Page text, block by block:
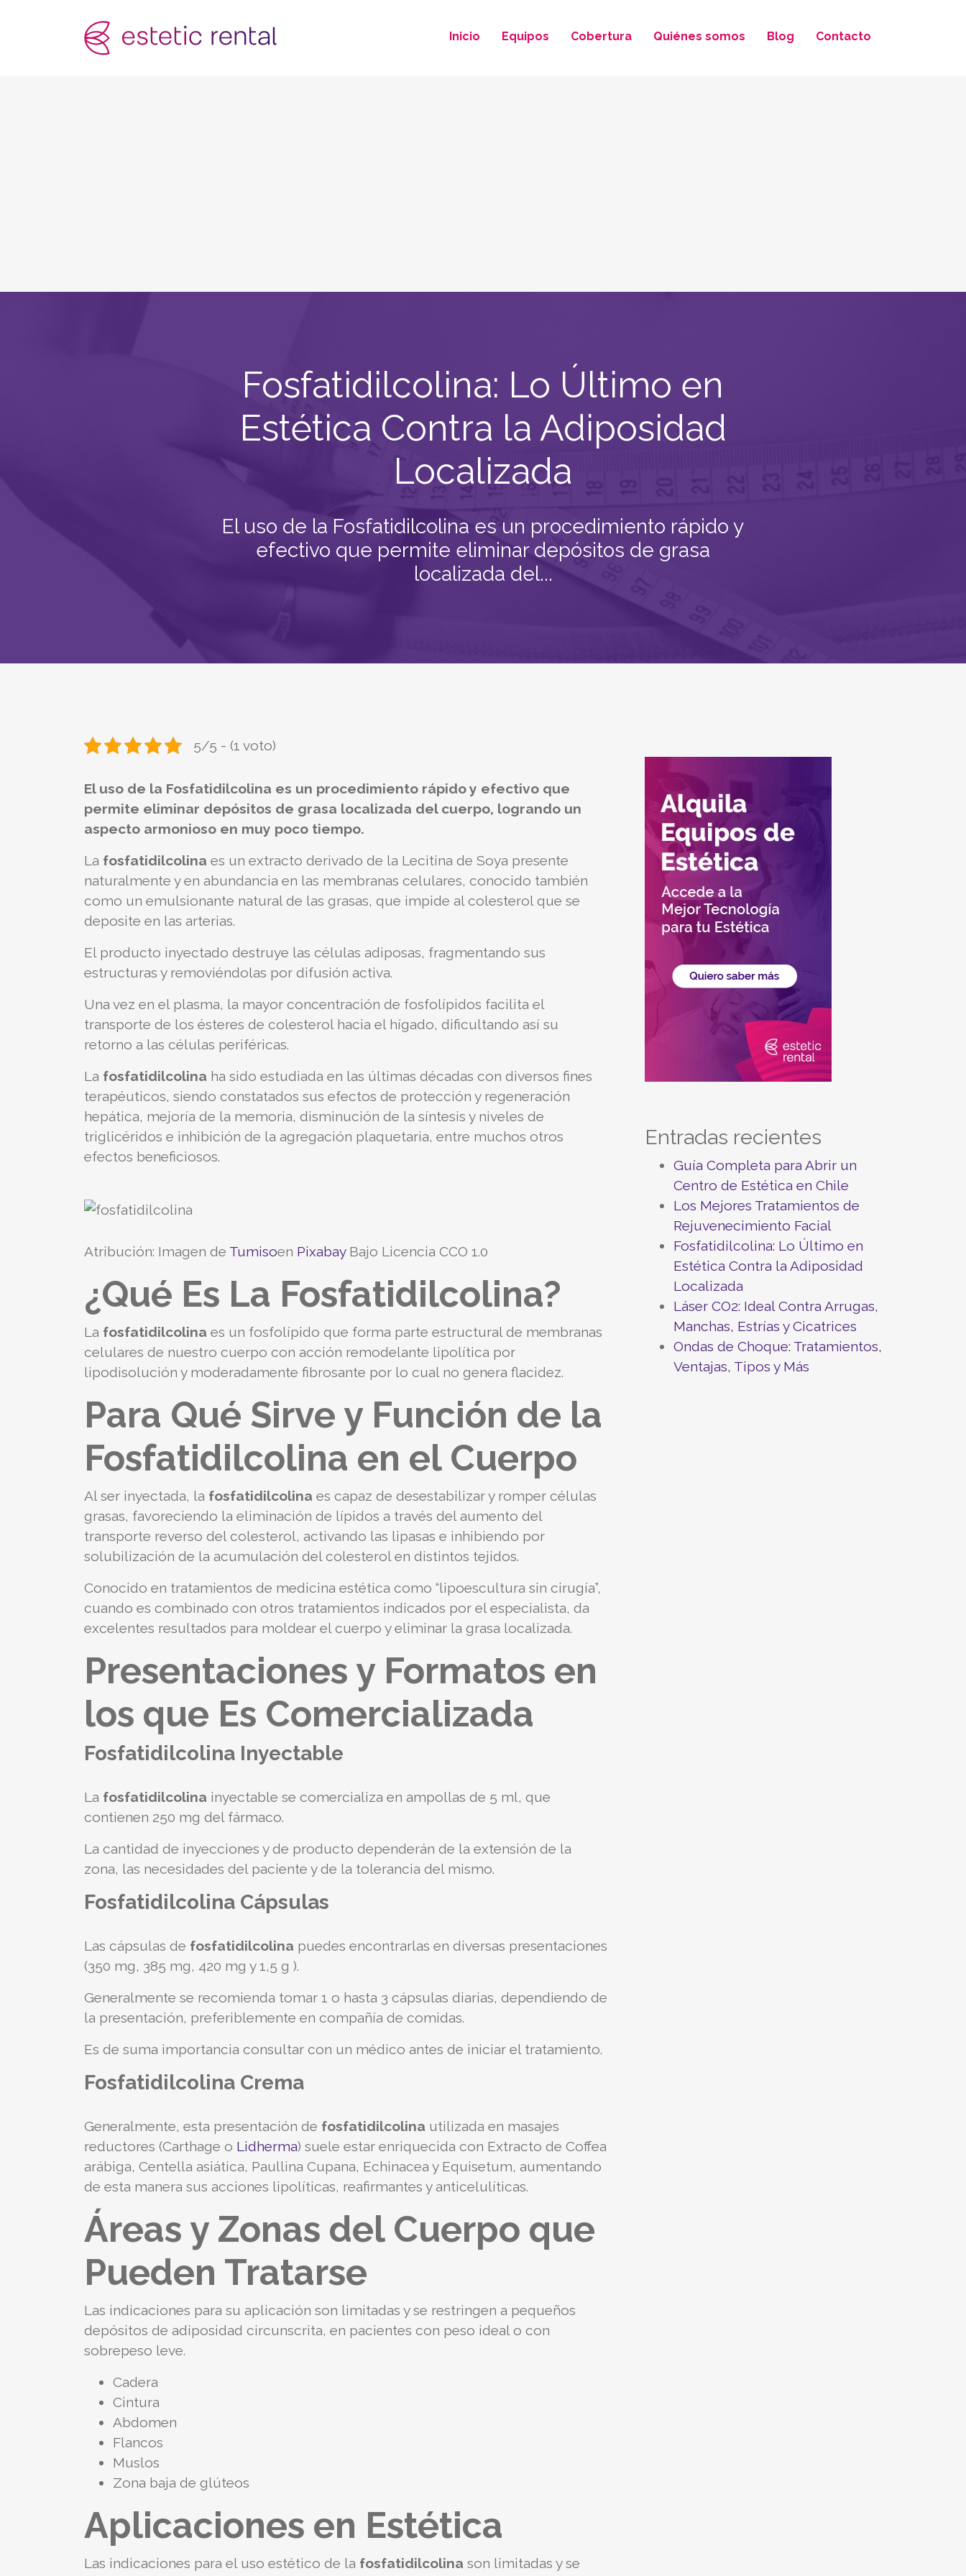
Inicio Equipos Cobertura Quiénes somos Blog Contacto
Fosfatidilcolina: Lo Último en
Estética Contra la Adiposidad
Localizada
El uso de la Fosfatidilcolina es un procedimiento rápido y
efectivo que permite eliminar depósitos de grasa
localizada del...
5/5 - (1 voto)
El uso de la Fosfatidilcolina es un procedimiento rápido y efectivo que
permite eliminar depósitos de grasa localizada del cuerpo, logrando un
aspecto armonioso en muy poco tiempo.
La fosfatidilcolina es un extracto derivado de la Lecitina de Soya presente
naturalmente y en abundancia en las membranas celulares, conocido también
como un emulsionante natural de las grasas, que impide al colesterol que se
deposite en las arterias.
El producto inyectado destruye las células adiposas, fragmentando sus
estructuras y removiéndolas por difusión activa.
Una vez en el plasma, la mayor concentración de fosfolípidos facilita el
transporte de los ésteres de colesterol hacia el hígado, dificultando así su
retorno a las células periféricas.
La fosfatidilcolina ha sido estudiada en las últimas décadas con diversos fines
terapéuticos, siendo constatados sus efectos de protección y regeneración
hepática, mejoría de la memoria, disminución de la síntesis y niveles de
triglicéridos e inhibición de la agregación plaquetaria, entre muchos otros
efectos beneficiosos.
Atribución: Imagen de Tumisoen PixabayBajo Licencia CCO 1.0
¿Qué Es La Fosfatidilcolina?
La fosfatidilcolina es un fosfolípido que forma parte estructural de membranas
celulares de nuestro cuerpo con acción remodelante lipolítica por
lipodisolución y moderadamente fibrosante por lo cual no genera flacidez.
Para Qué Sirve y Función de la
Fosfatidilcolina en el Cuerpo
Al ser inyectada, la fosfatidilcolina es capaz de desestabilizar y romper células
grasas, favoreciendo la eliminación de lípidos a través del aumento del
transporte reverso del colesterol, activando las lipasas e inhibiendo por
solubilización de la acumulación del colesterol en distintos tejidos.
Conocido en tratamientos de medicina estética como “lipoescultura sin cirugía”,
cuando es combinado con otros tratamientos indicados por el especialista, da
excelentes resultados para moldear el cuerpo y eliminar la grasa localizada.
Presentaciones y Formatos en
los que Es Comercializada
Fosfatidilcolina Inyectable
La fosfatidilcolina inyectable se comercializa en ampollas de 5 ml, que
contienen 250 mg del fármaco.
La cantidad de inyecciones y de producto dependerán de la extensión de la
zona, las necesidades del paciente y de la tolerancia del mismo.
Fosfatidilcolina Cápsulas
Las cápsulas de fosfatidilcolina puedes encontrarlas en diversas presentaciones
(350 mg, 385 mg, 420 mg y 1,5 g ).
Generalmente se recomienda tomar 1 o hasta 3 cápsulas diarias, dependiendo de
la presentación, preferiblemente en compañía de comidas.
Es de suma importancia consultar con un médico antes de iniciar el tratamiento.
Fosfatidilcolina Crema
Generalmente, esta presentación de fosfatidilcolina utilizada en masajes
reductores (Carthage o Lidherma) suele estar enriquecida con Extracto de Coffea
arábiga, Centella asiática, Paullina Cupana, Echinacea y Equisetum, aumentando
de esta manera sus acciones lipolíticas, reafirmantes y anticelulíticas.
Áreas y Zonas del Cuerpo que
Pueden Tratarse
Las indicaciones para su aplicación son limitadas y se restringen a pequeños
depósitos de adiposidad circunscrita, en pacientes con peso ideal o con
sobrepeso leve.
Cadera
Cintura
Abdomen
Flancos
Muslos
Zona baja de glúteos
Aplicaciones en Estética
Las indicaciones para el uso estético de la fosfatidilcolina son limitadas y se
Entradas recientes
Guía Completa para Abrir un
Centro de Estética en Chile
Los Mejores Tratamientos de
Rejuvenecimiento Facial
Fosfatidilcolina: Lo Último en
Estética Contra la Adiposidad
Localizada
Láser CO2: Ideal Contra Arrugas,
Manchas, Estrías y Cicatrices
Ondas de Choque: Tratamientos,
Ventajas, Tipos y Más